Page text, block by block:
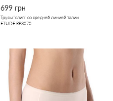
699 грн
Трусы "слип" со средней линией талии
ETUDE RP3070